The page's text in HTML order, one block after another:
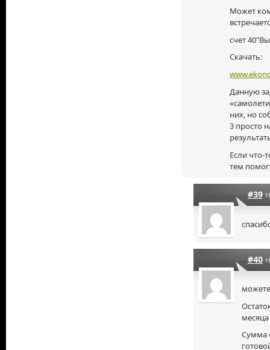
Может
счет
Скачать:
Данную
них, но
3 просто
Если что-
тем
#39
#40
Сумма